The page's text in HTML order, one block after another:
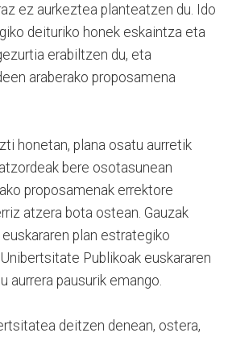
ez aurkeztea planteatzen du. Ido
deituriko honek eskaintza eta
erabiltzen du, eta
araberako proposamena
honetan, plana osatu aurretik
bere osotasunean
proposamenak errektore
atzera bota ostean. Gauzak
plan estrategiko
Publikoak euskararen
aurrera pausurik emango.
deitzen denean, ostera,